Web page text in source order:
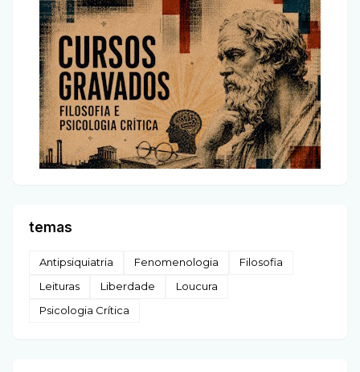
temas
Antipsiquiatria Fenomenologia
Filosofia
Leituras
Liberdade
Loucura
Psicologia Crítica